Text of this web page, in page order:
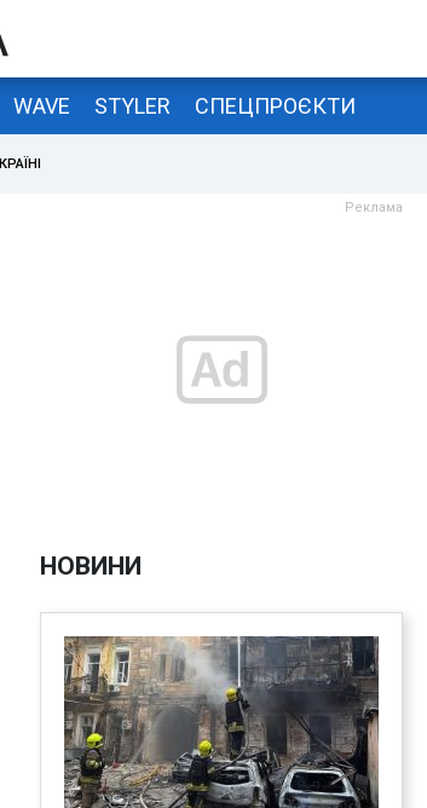
WAVE STYLER СПЕЦПРОЄКТИ
НОВИНИ